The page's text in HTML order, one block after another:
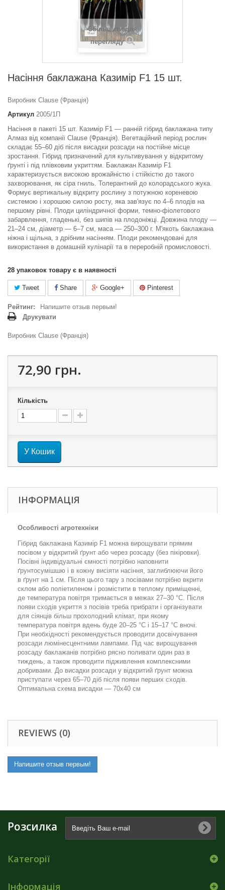
Збільшити для
перегляду
Насіння баклажана Казимір F1 15 шт.
Виробник Clause (Франція)
Артикул 2005/1П
Насіння в пакеті 15 шт. Казимір F1 — ранній гібрид баклажана типу
Алмаз від компанії Clause (Франція). Вегетаційний період рослин
складає 55–60 діб після висадки розсади на постійне місце
зростання. Гібрид призначений для культивування у відкритому
ґрунті і під плівковим укриттям. Баклажан Казимір F1
характеризується високою врожайністю і стійкістю до такого
захворювання, як сіра гниль. Толерантний до колорадського жука.
Формує вертикальну відкриту рослину з потужною кореневою
системою і хорошою силою росту, яка зав'язує по 4–6 плодів на
першому рівні. Плоди циліндричної форми, темно-фіолетового
забарвлення, гладенькі, без шипів на плодоніжці. Довжина плоду —
21–24 см, діаметр — 6–7 см, маса — 250–300 г. М'якоть баклажана
ніжна і щільна, з дрібним насінням. Плоди рекомендовані для
використання в домашній кулінарії та в переробній промисловості.
28 упаковок товару є в наявності
Tweet Share Google+ Pinterest
Рейтинг:
Напишите отзыв первым!
Друкувати
Виробник Clause (Франція)
72,90 грн.
Кількість
У Кошик
ІНФОРМАЦІЯ
Особливості агротехніки
Гібрид баклажана Казимір F1 можна вирощувати прямим
посівом у відкритий ґрунт або через розсаду (без пікіровки).
Посівні індивідуальні ємності потрібно наповнити
ґрунтосумішшю і в кожну висіяти насіння, заглиблюючи його
в ґрунт на 1 см. Після цього тару з посівами потрібно вкрити
склом або поліетиленом і розмістити в теплому приміщенні,
де температура повітря тримається в межах 27–30 °С. Після
появи сходів укриття з посівів треба прибрати і організувати
для сіянців більш прохолодний клімат, при якому
температура повітря вдень буде 20–25 °С і 15–17 °С вночі.
При необхідності рекомендується проводити досвічування
розсади люмінесцентними лампами. Під час вирощування
розсаду баклажанів потрібно рясно поливати один раз в
тиждень, а також проводити підживлення комплексними
добривами. До висадки розсади у відкритий ґрунт можна
приступати через 65–70 діб після появи перших сходів.
Оптимальна схема висадки — 70х40 см
REVIEWS (0)
Напишите отзыв первым!
Розсилка
Категорії
Інформація